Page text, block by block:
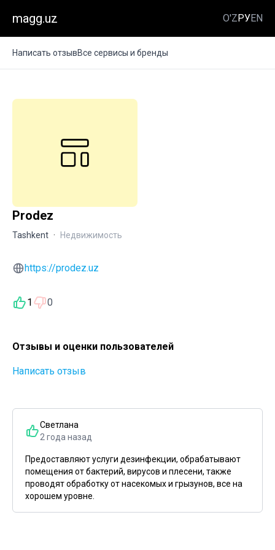
magg.uz O'ZРУEN
Написать отзывВсе сервисы и бренды
Prodez
Tashkent · Недвижимость
https://prodez.uz
1 0
Отзывы и оценки пользователей
Написать отзыв
Светлана
2 года назад
Предоставляют услуги дезинфекции, обрабатывают
помещения от бактерий, вирусов и плесени, также
проводят обработку от насекомых и грызунов, все на
хорошем уровне.